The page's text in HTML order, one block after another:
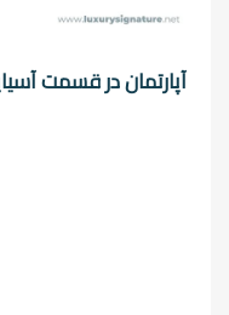
آپارتمان در قسمت